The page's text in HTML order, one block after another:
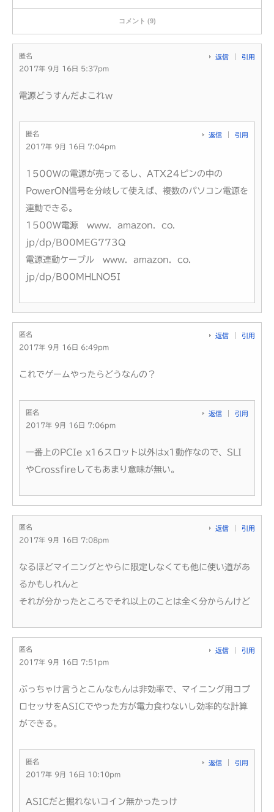
コメント (9)
匿名
2017年 9月 16日 5:37pm
返信 引用
電源どうすんだよこれｗ
匿名
2017年 9月 16日 7:04pm
返信 引用
1500Wの電源が売ってるし、ATX24ピンの中の
PowerON信号を分岐して使えば、複数のパソコン電源を
連動できる。
1500W電源 www．amazon．co．
jp/dp/B00MEG773Q
電源連動ケーブル www．amazon．co．
jp/dp/B00MHLNO5I
匿名
2017年 9月 16日 6:49pm
返信 引用
これでゲームやったらどうなんの？
匿名
2017年 9月 16日 7:06pm
返信 引用
一番上のPCIe x16スロット以外はx1動作なので、SLI
やCrossfireしてもあまり意味が無い。
匿名
2017年 9月 16日 7:08pm
返信 引用
なるほどマイニングとやらに限定しなくても他に使い道があ
るかもしれんと
それが分かったところでそれ以上のことは全く分からんけど
匿名
2017年 9月 16日 7:51pm
返信 引用
ぶっちゃけ言うとこんなもんは非効率で、マイニング用コプ
ロセッサをASICでやった方が電力食わないし効率的な計算
ができる。
匿名
2017年 9月 16日 10:10pm
返信 引用
ASICだと掘れないコイン無かったっけ